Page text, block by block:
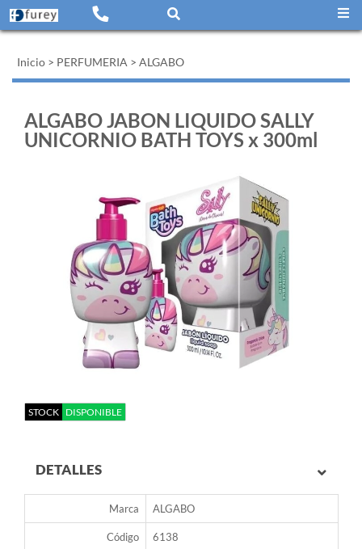
Inicio > PERFUMERIA > ALGABO
ALGABO JABON LIQUIDO SALLY
UNICORNIO BATH TOYS x 300ml
STOCK DISPONIBLE
DETALLES
Marca ALGABO
Código 6138